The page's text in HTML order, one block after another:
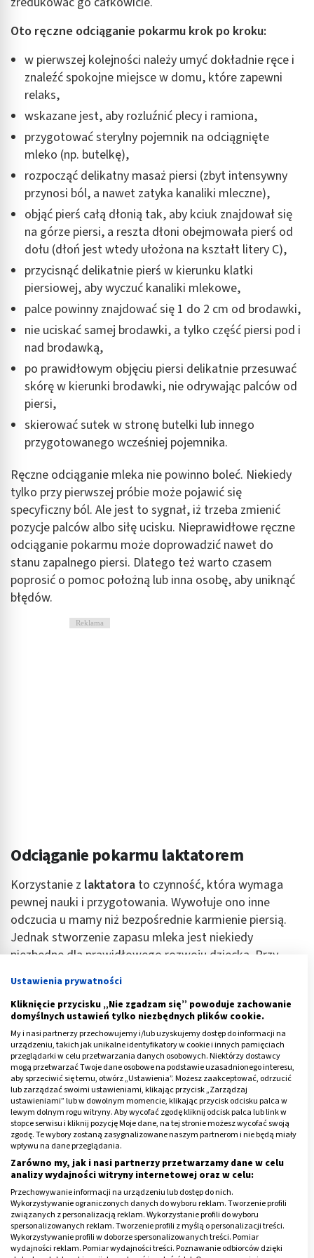
Oto ręczne odciąganie pokarmu krok po kroku:
w pierwszej kolejności należy umyć dokładnie ręce i
znaleźć spokojne miejsce w domu, które zapewni
relaks,
wskazane jest, aby rozluźnić plecy i ramiona,
przygotować sterylny pojemnik na odciągnięte
mleko (np. butelkę),
rozpocząć delikatny masaż piersi (zbyt intensywny
przynosi ból, a nawet zatyka kanaliki mleczne),
objąć pierś całą dłonią tak, aby kciuk znajdował się
na górze piersi, a reszta dłoni obejmowała pierś od
dołu (dłoń jest wtedy ułożona na kształt litery C),
przycisnąć delikatnie pierś w kierunku klatki
piersiowej, aby wyczuć kanaliki mlekowe,
palce powinny znajdować się 1 do 2 cm od brodawki,
nie uciskać samej brodawki, a tylko część piersi pod i
nad brodawką,
po prawidłowym objęciu piersi delikatnie przesuwać
skórę w kierunki brodawki, nie odrywając palców od
piersi,
skierować sutek w stronę butelki lub innego
przygotowanego wcześniej pojemnika.
Ręczne odciąganie mleka nie powinno boleć. Niekiedy
tylko przy pierwszej próbie może pojawić się
specyficzny ból. Ale jest to sygnał, iż trzeba zmienić
pozycje palców albo siłę ucisku. Nieprawidłowe ręczne
odciąganie pokarmu może doprowadzić nawet do
stanu zapalnego piersi. Dlatego też warto czasem
poprosić o pomoc położną lub inna osobę, aby uniknąć
błędów.
Reklama
Odciąganie pokarmu laktatorem
Korzystanie z laktatora to czynność, która wymaga
pewnej nauki i przygotowania. Wywołuje ono inne
odczucia u mamy niż bezpośrednie karmienie piersią.
Jednak stworzenie zapasu mleka jest niekiedy
niezbędne dla prawidłowego rozwoju dziecka. Przy
pierwszych próbach nie zawsze udaje się ściągnąć całą
butelkę pokarmu, ale nigdy nie powinno to zrażać
młodej mamy. Znajomość zasad odciągania pokarmu
laktatorem pozwoli zmagazynować mleko na zapas i
ustabilizować laktację. Pokarm można odciągać
laktatorem ręcznym lub elektrycznym.
Oto najważniejszezasady odciągania pokarmu
laktatorem ręcznym:
należy umyć i wysterylizować laktator,
znaleźć w domu wygodne i relaksujące miejsce,
umyć dokładnie dłonie i pierś,
usiąść w wygodnej pozycji, bez obciążania ramion i
pleców,
przyłożyć szczelnie lejek laktatora (plastikowy lub
Ustawienia prywatności
Kliknięcie przycisku „Nie zgadzam się” powoduje zachowanie
domyślnych ustawień tylko niezbędnych plików cookie.
My i nasi partnerzy przechowujemy i/lub uzyskujemy dostęp do informacji na
urządzeniu, takich jak unikalne identyfikatory w cookie i innych pamięciach
przeglądarki w celu przetwarzania danych osobowych. Niektórzy dostawcy
mogą przetwarzać Twoje dane osobowe na podstawie uzasadnionego interesu,
aby sprzeciwić się temu, otwórz „Ustawienia”. Możesz zaakceptować, odrzucić
lub zarządzać swoimi ustawieniami, klikając przycisk „Zarządzaj
ustawieniami” lub w dowolnym momencie, klikając przycisk odcisku palca w
lewym dolnym rogu witryny. Aby wycofać zgodę kliknij odcisk palca lub link w
stopce serwisu i kliknij pozycję Moje dane, na tej stronie możesz wycofać swoją
zgodę. Te wybory zostaną zasygnalizowane naszym partnerom i nie będą miały
wpływu na dane przeglądania.
Zarówno my, jak i nasi partnerzy przetwarzamy dane w celu
analizy wydajności witryny internetowej oraz w celu:
Przechowywanie informacji na urządzeniu lub dostęp do nich.
Wykorzystywanie ograniczonych danych do wyboru reklam. Tworzenie profili
związanych z personalizacją reklam. Wykorzystanie profili do wyboru
spersonalizowanych reklam. Tworzenie profili z myślą o personalizacji treści.
Wykorzystywanie profili w doborze spersonalizowanych treści. Pomiar
wydajności reklam. Pomiar wydajności treści. Poznawanie odbiorców dzięki